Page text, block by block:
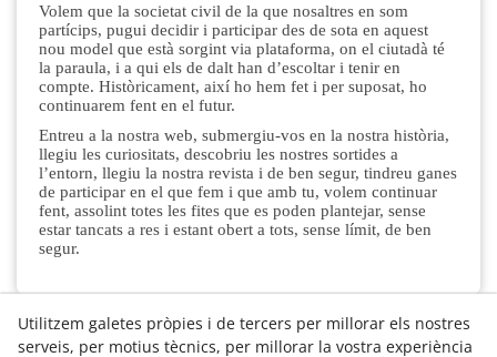
Volem que la societat civil de la que nosaltres en som
partícips, pugui decidir i participar des de sota en aquest
nou model que està sorgint via plataforma, on el ciutadà té
la paraula, i a qui els de dalt han d’escoltar i tenir en
compte. Històricament, així ho hem fet i per suposat, ho
continuarem fent en el futur.
Entreu a la nostra web, submergiu-vos en la nostra història,
llegiu les curiositats, descobriu les nostres sortides a
l’entorn, llegiu la nostra revista i de ben segur, tindreu ganes
de participar en el que fem i que amb tu, volem continuar
fent, assolint totes les fites que es poden plantejar, sense
estar tancats a res i estant obert a tots, sense límit, de ben
segur.
Utilitzem galetes pròpies i de tercers per millorar els nostres
serveis, per motius tècnics, per millorar la vostra experiència